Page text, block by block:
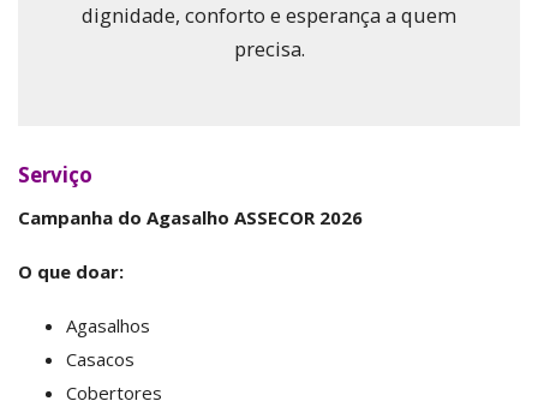
dignidade, conforto e esperança a quem
precisa.
Serviço
Campanha do Agasalho ASSECOR 2026
O que doar:
Agasalhos
Casacos
Cobertores